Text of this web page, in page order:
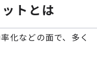
トとは
化などの面で、多く